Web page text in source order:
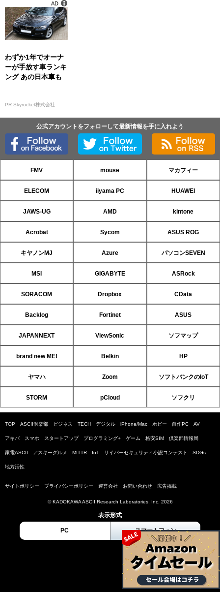
わずか1年でオーナ
ーが手放す車ランキ
ング あの日本車も
PR Skyrocket株式会社
AD
公式アカウントをフォローして最新情報を手に入れよう
FMV mouse マカフィー
ELECOM iiyama PC HUAWEI
JAWS-UG AMD kintone
Acrobat Sycom ASUS ROG
キヤノンMJ Azure パソコンSEVEN
MSI GIGABYTE ASRock
SORACOM Dropbox CData
Backlog Fortinet ASUS
JAPANNEXT ViewSonic ソフマップ
brand new ME! Belkin HP
ヤマハ Zoom ソフトバンクのIoT
STORM pCloud ソフクリ
TOP ASCII倶楽部 ビジネス TECH デジタル iPhone/Mac ホビー 自作PC AV
アキバ スマホ スタートアップ プログラミング+ ゲーム 格安SIM 倶楽部情報局
家電ASCII アスキーグルメ MITTR IoT サイバーセキュリティ小説コンテスト SDGs
地方活性
サイトポリシー プライバシーポリシー 運営会社 お問い合わせ 広告掲載
© KADOKAWA ASCII Research Laboratories, Inc. 2026
表示形式
PC スマートフォン